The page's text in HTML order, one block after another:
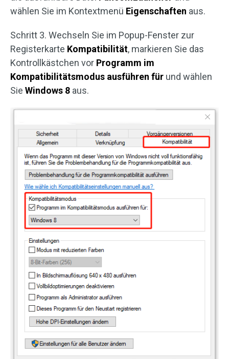
wählen Sie im Kontextmenü Eigenschaften aus.
Schritt 3. Wechseln Sie im Popup-Fenster zur
Registerkarte Kompatibilität, markieren Sie das
Kontrollkästchen vor Programm im
Kompatibilitätsmodus ausführen für und wählen
Sie Windows 8 aus.